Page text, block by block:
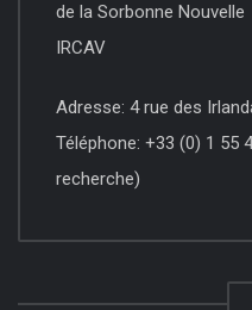
de la Sorbonne Nouvelle
IRCAV
Adresse: 4 rue des
Téléphone: +33 (0) 1 55
recherche)